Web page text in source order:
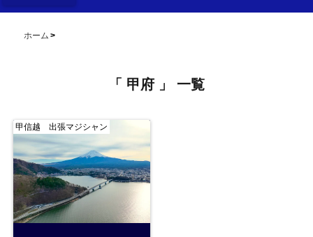
ホーム
「 甲府 」 一覧
甲信越 出張マジシャン